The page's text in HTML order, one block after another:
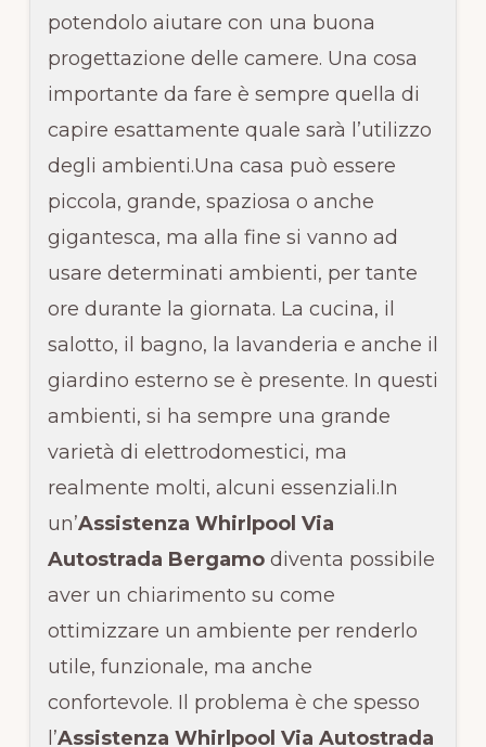
potendolo aiutare con una buona
progettazione delle camere. Una cosa
importante da fare è sempre quella di
capire esattamente quale sarà l’utilizzo
degli ambienti.Una casa può essere
piccola, grande, spaziosa o anche
gigantesca, ma alla fine si vanno ad
usare determinati ambienti, per tante
ore durante la giornata. La cucina, il
salotto, il bagno, la lavanderia e anche il
giardino esterno se è presente. In questi
ambienti, si ha sempre una grande
varietà di elettrodomestici, ma
realmente molti, alcuni essenziali.In
un’Assistenza Whirlpool Via
Autostrada Bergamodiventa possibile
aver un chiarimento su come
ottimizzare un ambiente per renderlo
utile, funzionale, ma anche
confortevole. Il problema è che spesso
l’Assistenza Whirlpool Via Autostrada